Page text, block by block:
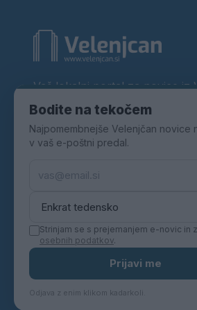
Vaš lokalni portal za novice iz
okolice. Aktualne novice,
Povezujemo Velenje.
Bodite na tekočem
Najpomembnejše Velenjčan novice
v vaš e-poštni predal.
Strinjam se s prejemanjem e-novic in z
osebnih podatkov.
Prijavi me
Odjava z enim klikom kadarkoli.